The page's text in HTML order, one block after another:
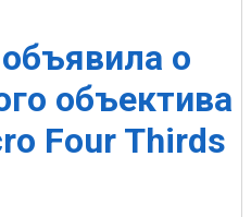
о
объектива
Four Thirds